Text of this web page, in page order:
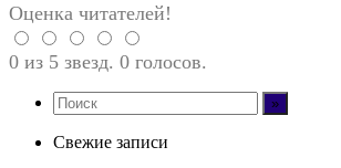
Оценка читателей!
0 из 5 звезд. 0 голосов.
Свежие записи